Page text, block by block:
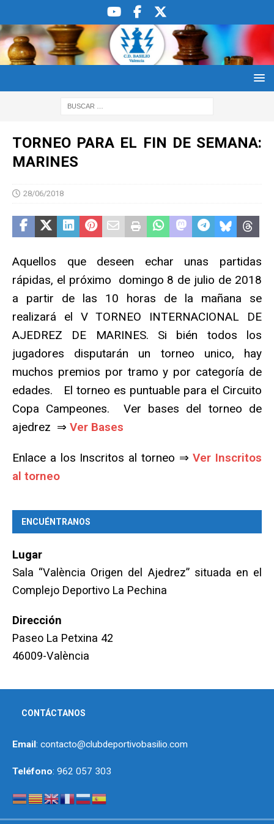
TORNEO PARA EL FIN DE SEMANA:
MARINES
28/06/2018
Aquellos que deseen echar unas partidas
rápidas, el próximo domingo 8 de julio de 2018
a partir de las 10 horas de la mañana se
realizará el V TORNEO INTERNACIONAL DE
AJEDREZ DE MARINES. Si bién todos los
jugadores disputarán un torneo unico, hay
muchos premios por tramo y por categoría de
edades. El torneo es puntuable para el Circuito
Copa Campeones. Ver bases del torneo de
ajedrez ⇒ Ver Bases
Enlace a los Inscritos al torneo ⇒Ver Inscritos
al torneo
ENCUÉNTRANOS
Lugar
Sala “València Origen del Ajedrez” situada en el
Complejo Deportivo La Pechina
Dirección
Paseo La Petxina 42
46009-València
CONTÁCTANOS
Email : contacto@clubdeportivobasilio.com
Teléfono: 962 057 303